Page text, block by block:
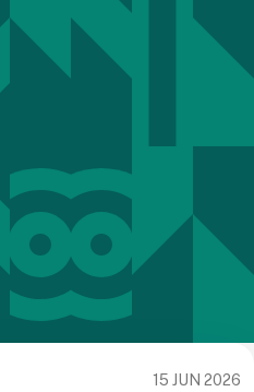
15 JUN 2026